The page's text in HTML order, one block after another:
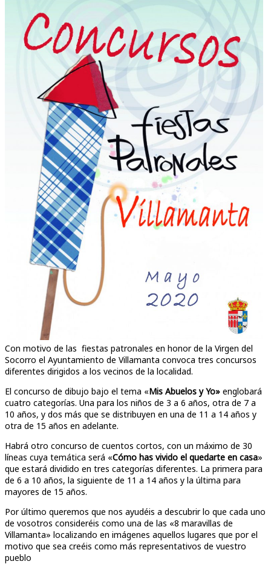
Con motivo de las fiestas patronales en honor de la Virgen del
Socorro el Ayuntamiento de Villamanta convoca tres concursos
diferentes dirigidos a los vecinos de la localidad.
El concurso de dibujo bajo el tema «Mis Abuelos y Yo» englobará
cuatro categorías. Una para los niños de 3 a 6 años, otra de 7 a
10 años, y dos más que se distribuyen en una de 11 a 14 años y
otra de 15 años en adelante.
Habrá otro concurso de cuentos cortos, con un máximo de 30
líneas cuya temática será «Cómo has vivido el quedarte en casa»
que estará dividido en tres categorías diferentes. La primera para
de 6 a 10 años, la siguiente de 11 a 14 años y la última para
mayores de 15 años.
Por último queremos que nos ayudéis a descubrir lo que cada uno
de vosotros consideréis como una de las «8 maravillas de
Villamanta» localizando en imágenes aquellos lugares que por el
motivo que sea creéis como más representativos de vuestro
pueblo